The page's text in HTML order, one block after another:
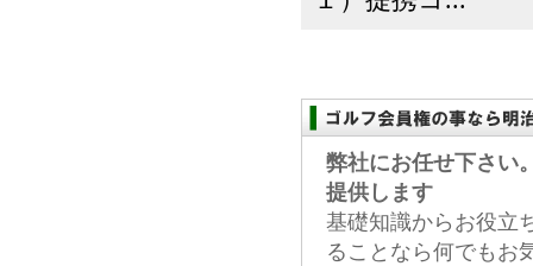
弊社にお任せ下さい
提供します
基礎知識からお役立
ることなら何でもお